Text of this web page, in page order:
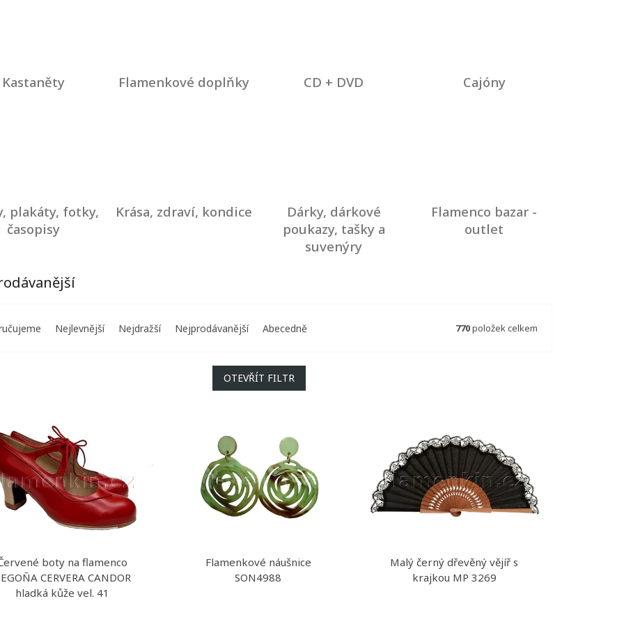
Kastaněty Flamenkové doplňky CD + DVD Cajóny
plakáty, fotky,
časopisy
Krása, zdraví, kondice
Dárky, dárkové
poukazy, tašky a
suvenýry
Flamenco bazar -
outlet
Nejlevnější Nejdražší Nejprodávanější Abecedně 770položek celkem
OTEVŘÍT FILTR
boty na flamenco
CERVERA CANDOR
hladká kůže vel. 41
Flamenkové náušnice
SON4988
Malý černý dřevěný vějíř s
krajkou MP 3269